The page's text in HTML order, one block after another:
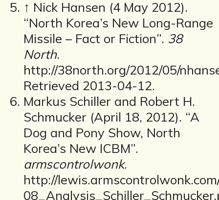
↑ Nick Hansen (4 May 2012).
“North Korea’s New Long-Range
Missile – Fact or Fiction”. 38
North.
http://38north.org/2012/05/
Retrieved 2013-04-12.
Markus Schiller and Robert H.
Schmucker (April 18, 2012). “A
Dog and Pony Show, North
Korea’s New ICBM”.
armscontrolwonk.
http://